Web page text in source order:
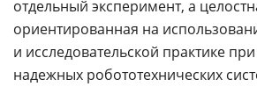
отдельный эксперимент, а
ориентированная на
и исследовательской практике
надежных робототехнических